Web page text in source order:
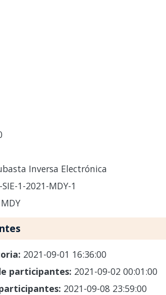
Inversa Electrónica
SIE-1-2021-MDY-1
MDY
2021-09-01 16:36:00
participantes: 2021-09-02 00:01:00
2021-09-08 23:59:00